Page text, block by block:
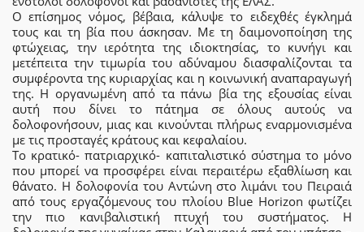
Ο επίσημος νόμος, βέβαια, κάλυψε το ειδεχθές έγκλημά
τους και τη βία που άσκησαν. Με τη δαιμονοποίηση της
φτώχειας, την ιερότητα της ιδιοκτησίας, το κυνήγι και
μετέπειτα την τιμωρία του αδύναμου διασφαλίζονται τα
συμφέροντα της κυριαρχίας και η κοινωνική αναπαραγωγή
της. Η οργανωμένη από τα πάνω βία της εξουσίας είναι
αυτή που δίνει το πάτημα σε όλους αυτούς να
δολοφονήσουν, μιας και κινούνται πλήρως εναρμονισμένα
με τις προσταγές κράτους και κεφαλαίου.
Το κρατικό- πατριαρχικό- καπιταλιστικό σύστημα το μόνο
που μπορεί να προσφέρει είναι περαιτέρω εξαθλίωση και
θάνατο. Η δολοφονία του Αντώνη στο λιμάνι του Πειραιά
από τους εργαζόμενους του πλοίου Blue Horizon φωτίζει
την πιο κανιβαλιστική πτυχή του συστήματος. Η